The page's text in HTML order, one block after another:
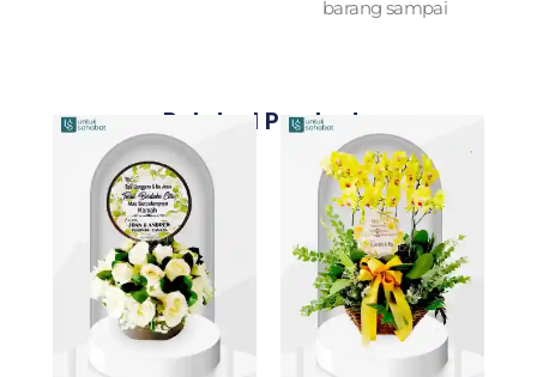
barang sampai
Related Products